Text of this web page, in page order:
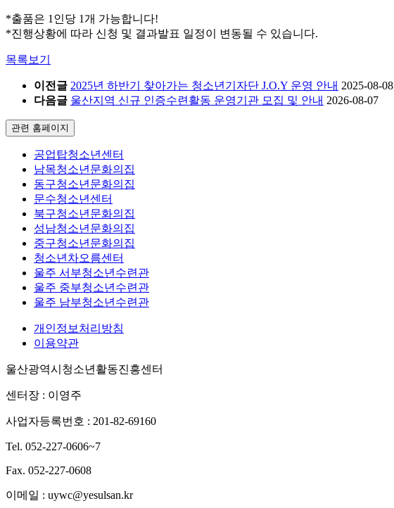
*출품은 1인당 1개 가능합니다!
*진행상황에 따라 신청 및 결과발표 일정이 변동될 수 있습니다.
목록보기
이전글 2025년 하반기 찾아가는 청소년기자단 J.O.Y 운영 안내 2025-08-08
다음글 울산지역 신규 인증수련활동 운영기관 모집 및 안내 2026-08-07
관련 홈페이지
공업탑청소년센터
남목청소년문화의집
동구청소년문화의집
문수청소년센터
북구청소년문화의집
성남청소년문화의집
중구청소년문화의집
청소년차오름센터
울주 서부청소년수련관
울주 중부청소년수련관
울주 남부청소년수련관
개인정보처리방침
이용약관
울산광역시청소년활동진흥센터
센터장 : 이영주
사업자등록번호 : 201-82-69160
Tel. 052-227-0606~7
Fax. 052-227-0608
이메일 : uywc@yesulsan.kr